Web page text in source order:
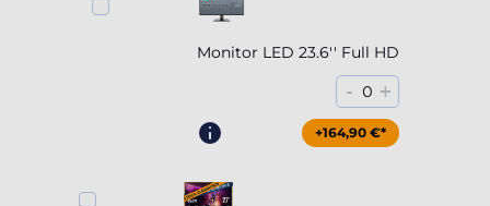
Monitor LED 23.6'' Full HD
- 0 +
+164,90 €*